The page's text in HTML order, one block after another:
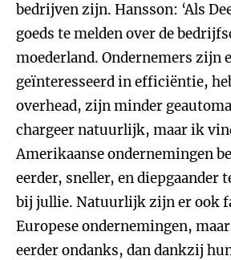
bedrijven zijn. Hansson: ‘Als
goeds te melden over de
moederland. Ondernemers zijn
geïnteresseerd in efficiëntie,
overhead, zijn minder
chargeer natuurlijk, maar ik
Amerikaanse ondernemingen
eerder, sneller, en diepgaander
bij jullie. Natuurlijk zijn er ook
Europese ondernemingen,
eerder ondanks, dan dankzij